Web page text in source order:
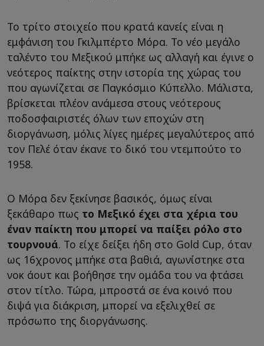
Το τρίτο στοιχείο που κρατά κανείς είναι η
εμφάνιση του Γκιλμπέρτο Μόρα. Το νέο μεγάλο
ταλέντο του Μεξικού μπήκε ως αλλαγή και έγινε ο
νεότερος παίκτης στην ιστορία της χώρας του
που αγωνίζεται σε Παγκόσμιο Κύπελλο. Μάλιστα,
βρίσκεται πλέον ανάμεσα στους νεότερους
ποδοσφαιριστές όλων των εποχών στη
διοργάνωση, μόλις λίγες ημέρες μεγαλύτερος από
τον Πελέ όταν έκανε το δικό του ντεμπούτο το
1958.
Ο Μόρα δεν ξεκίνησε βασικός, όμως είναι
ξεκάθαρο πως το Μεξικό έχει στα χέρια του
έναν παίκτη που μπορεί να παίξει ρόλο στο
τουρνουά. Το είχε δείξει ήδη στο Gold Cup, όταν
ως 16χρονος μπήκε στα βαθιά, αγωνίστηκε στα
νοκ άουτ και βοήθησε την ομάδα του να φτάσει
στον τίτλο. Τώρα, μπροστά σε ένα κοινό που
διψά για διάκριση, μπορεί να εξελιχθεί σε
πρόσωπο της διοργάνωσης.